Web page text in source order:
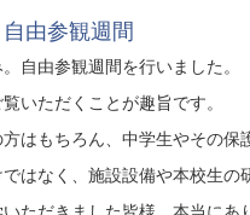
由参観週間
自由参観週間を行いました。
いただくことが趣旨です。
はもちろん、中学生やその保
はなく、施設設備や本校生の
ただきました皆様、本当にあ